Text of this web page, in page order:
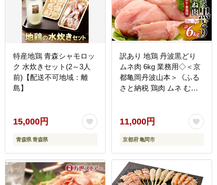
特産地鶏 青森シャモロッ
ク 水炊きセット(2～3人
前)【配送不可地域：離
島】
15,000円
青森県 青森県
訳あり 地鶏 丹波黒どり
ムネ肉 6kg 業務用◇＜京
都亀岡丹波山本＞《ふる
さと納税 鶏肉 ムネ むね
11,000円
京都府 亀岡市